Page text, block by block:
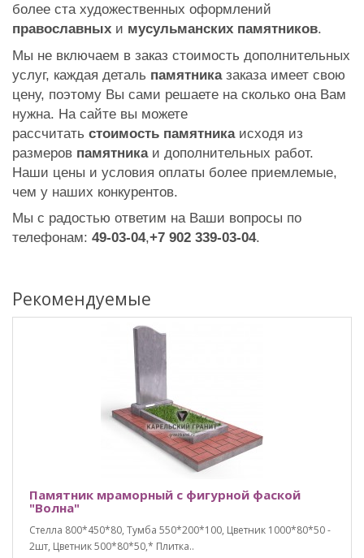
более ста художественных оформлений
православных и мусульманских памятников.
Мы не включаем в заказ стоимость дополнительных
услуг, каждая деталь памятника заказа имеет свою
цену, поэтому Вы сами решаете на сколько она Вам
нужна. На сайте вы можете
рассчитать стоимость памятника исходя из
размеров памятника и дополнительных работ.
Наши цены и условия оплаты более приемлемые,
чем у наших конкурентов.
Мы с радостью ответим на Ваши вопросы по
телефонам: 49-03-04,‎+7 902 339-03-04.
Рекомендуемые
Памятник мраморный с фигурной фаской
"Волна"
Стелла 800*450*80, Тумба 550*200*100, Цветник 1000*80*50 -
2шт, Цветник 500*80*50,* Плитка..